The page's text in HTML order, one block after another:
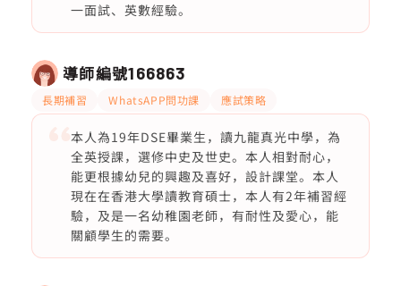
一面試、英數經驗。
導師編號166863
長期補習 WhatsAPP問功課 應試策略
本人為19年DSE畢業生，讀九龍真光中學，為
全英授課，選修中史及世史。本人相對耐心，
能更根據幼兒的興趣及喜好，設計課堂。本人
現在在香港大學讀教育碩士，本人有2年補習經
驗，及是一名幼稚園老師，有耐性及愛心，能
關顧學生的需要。